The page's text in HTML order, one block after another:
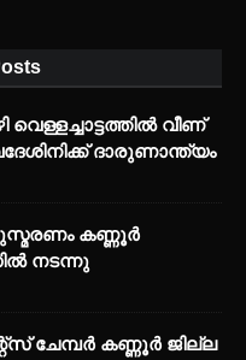
വെള്ളച്ചാട്ടത്തില്‍ വീണ്
ദാരുണാന്ത്യം
കണ്ണൂർ
നടന്നു
ചേമ്പർ കണ്ണൂർ ജില്ല